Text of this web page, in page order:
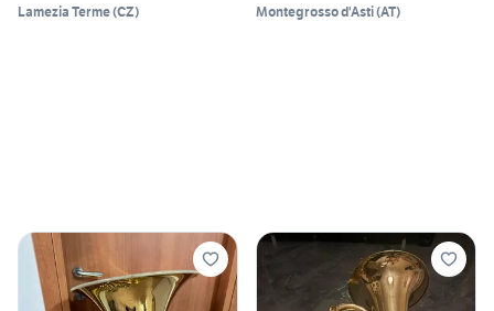
Lamezia Terme(CZ) Montegrosso d'Asti(AT)